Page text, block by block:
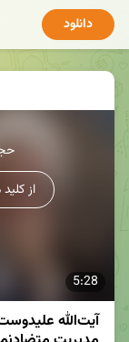
دانلود